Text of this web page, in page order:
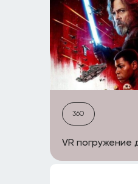
360
VR погружение